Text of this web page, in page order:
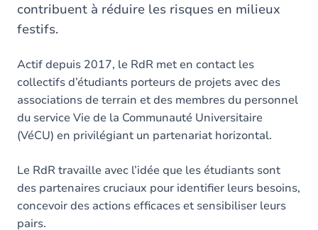
contribuent à réduire les risques en milieux
festifs.
Actif depuis 2017, le RdR met en contact les
collectifs d’étudiants porteurs de projets avec des
associations de terrain et des membres du personnel
du service Vie de la Communauté Universitaire
(VéCU) en privilégiant un partenariat horizontal.
Le RdR travaille avec l’idée que les étudiants sont
des partenaires cruciaux pour identifier leurs besoins,
concevoir des actions efficaces et sensibiliser leurs
pairs.